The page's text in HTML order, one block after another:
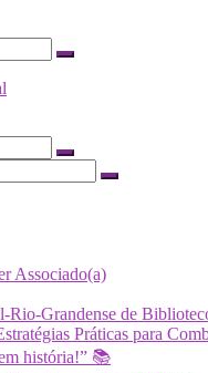
Search
Search
Search
Associado(a)
Rio-Grandense de
Práticas para
história!” 📚